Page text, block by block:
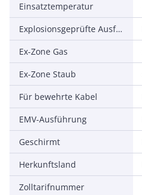
Einsatztemperatur
Explosionsgeprüfte Ausführung
Ex-Zone Gas
Ex-Zone Staub
Für bewehrte Kabel
EMV-Ausführung
Geschirmt
Herkunftsland
Zolltarifnummer